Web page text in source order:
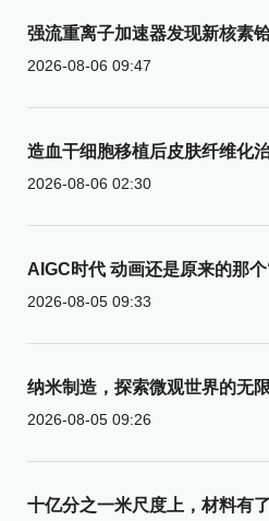
强流重离子加速器发现新核素
2026-08-06 09:47
造血干细胞移植后皮肤纤维化
2026-08-06 02:30
AIGC时代 动画还是原来的那
2026-08-05 09:33
纳米制造，探索微观世界的无
2026-08-05 09:26
十亿分之一米尺度上，材料有